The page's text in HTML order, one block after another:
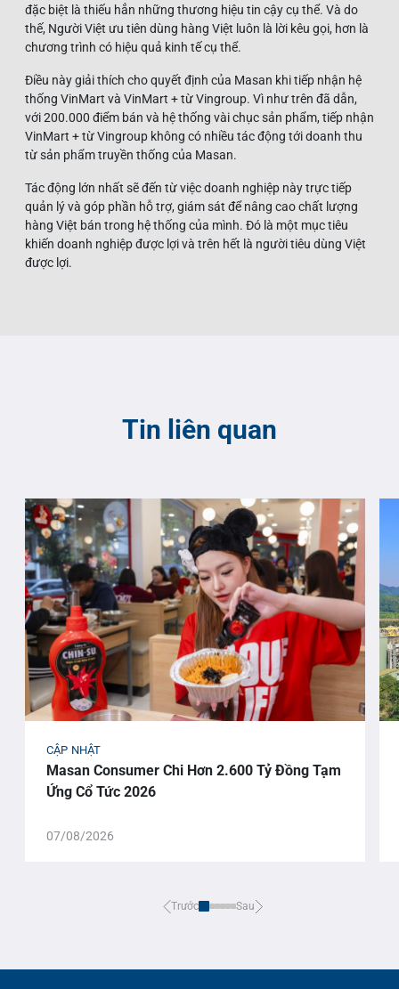
đặc biệt là thiếu hẳn những thương hiệu tin cậy cụ thể. Và do
thế, Người Việt ưu tiên dùng hàng Việt luôn là lời kêu gọi, hơn là
chương trình có hiệu quả kinh tế cụ thể.
Điều này giải thích cho quyết định của Masan khi tiếp nhận hệ
thống VinMart và VinMart + từ Vingroup. Vì như trên đã dẫn,
với 200.000 điểm bán và hệ thống vài chục sản phẩm, tiếp nhận
VinMart + từ Vingroup không có nhiều tác động tới doanh thu
từ sản phẩm truyền thống của Masan.
Tác động lớn nhất sẽ đến từ việc doanh nghiệp này trực tiếp
quản lý và góp phần hỗ trợ, giám sát để nâng cao chất lượng
hàng Việt bán trong hệ thống của mình. Đó là một mục tiêu
khiến doanh nghiệp được lợi và trên hết là người tiêu dùng Việt
được lợi.
Tin liên quan
CẬP NHẬT
Masan Consumer Chi Hơn 2.600 Tỷ Đồng Tạm
Ứng Cổ Tức 2026
07/08/2026
Trước Sau